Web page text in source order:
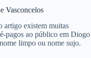
Vasconcelos
artigo existem muitas
pagos ao público em Diogo
limpo ou nome sujo.